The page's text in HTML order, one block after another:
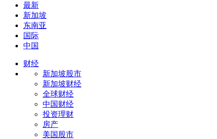
最新
新加坡
东南亚
国际
中国
财经
新加坡股市
新加坡财经
全球财经
中国财经
投资理财
房产
美国股市